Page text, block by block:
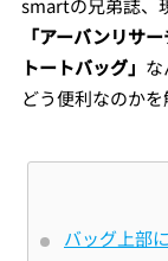
「アーバンリサ
トートバッグ」
どう便利なのかを
バッグ上部